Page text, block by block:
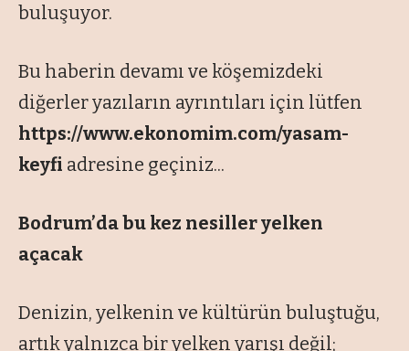
buluşuyor.
Bu haberin devamı ve köşemizdeki
diğerler yazıların ayrıntıları için lütfen
https://www.ekonomim.com/yasam-
keyfi adresine geçiniz...
Bodrum’da bu kez nesiller yelken
açacak
Denizin, yelkenin ve kültürün buluştuğu,
artık yalnızca bir yelken yarışı değil;